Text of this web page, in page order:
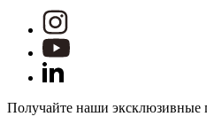
Получайте наши эксклюзивные